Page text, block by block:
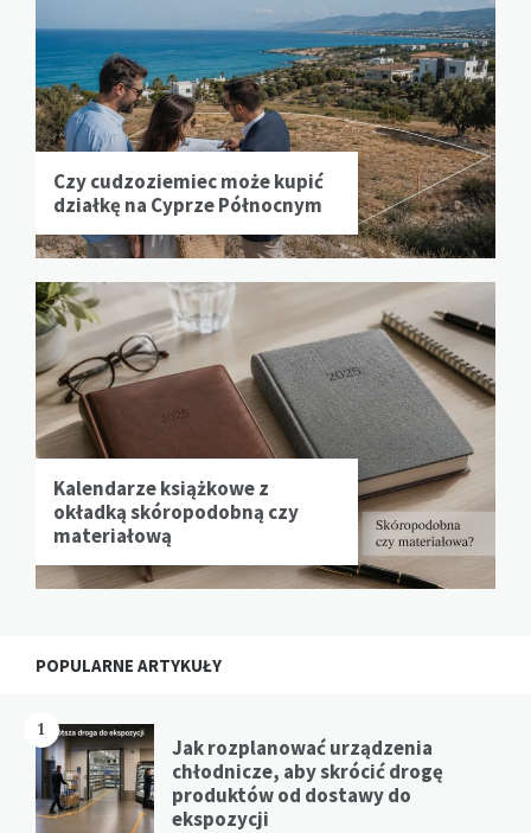
Czy cudzoziemiec może kupić
działkę na Cyprze Północnym
Kalendarze książkowe z
okładką skóropodobną czy
materiałową
POPULARNE ARTYKUŁY
1
Jak rozplanować urządzenia
chłodnicze, aby skrócić drogę
produktów od dostawy do
ekspozycji